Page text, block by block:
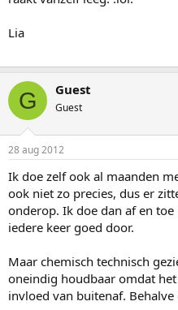
Lia
G Guest
Guest
28 aug 2012
Ik doe zelf ook al maanden
ook niet zo precies, dus er
onderop. Ik doe dan af en
iedere keer goed door.
Maar chemisch technisch
oneindig houdbaar omdat
invloed van buitenaf. Behalve